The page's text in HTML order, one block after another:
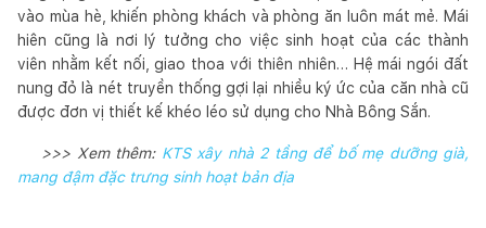
vào mùa hè, khiến phòng khách và phòng ăn luôn mát mẻ. Mái
hiên cũng là nơi lý tưởng cho việc sinh hoạt của các thành
viên nhằm kết nối, giao thoa với thiên nhiên… Hệ mái ngói đất
nung đỏ là nét truyền thống gợi lại nhiều ký ức của căn nhà cũ
được đơn vị thiết kế khéo léo sử dụng cho Nhà Bông Sắn.
>>> Xem thêm: KTS xây nhà 2 tầng để bố mẹ dưỡng già,
mang đậm đặc trưng sinh hoạt bản địa